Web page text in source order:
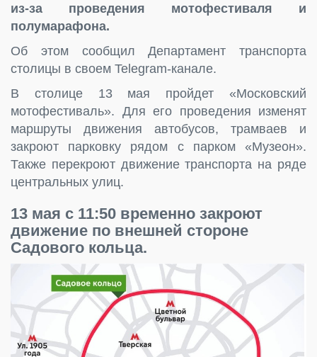
из-за проведения мотофестиваля и
полумарафона.
Об этом сообщил Департамент транспорта
столицы в своем Telegram-канале.
В столице 13 мая пройдет «Московский
мотофестиваль». Для его проведения изменят
маршруты движения автобусов, трамваев и
закроют парковку рядом с парком «Музеон».
Также перекроют движение транспорта на ряде
центральных улиц.
13 мая с 11:50 временно закроют
движение по внешней стороне
Садового кольца.